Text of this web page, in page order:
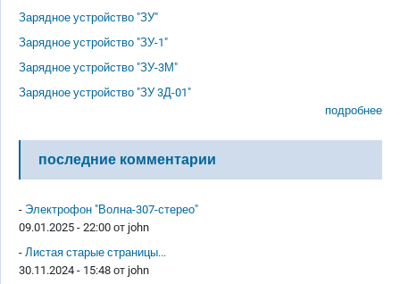
Зарядное устройство "ЗУ"
Зарядное устройство "ЗУ-1"
Зарядное устройство "ЗУ-3М"
Зарядное устройство "ЗУ 3Д-01"
подробнее
последние комментарии
- Электрофон "Волна-307-стерео"
09.01.2025 - 22:00 от john
- Листая старые страницы...
30.11.2024 - 15:48 от john